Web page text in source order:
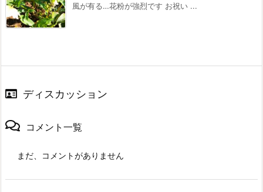
風が有る…花粉が強烈です お祝い ...
ディスカッション
コメント一覧
まだ、コメントがありません